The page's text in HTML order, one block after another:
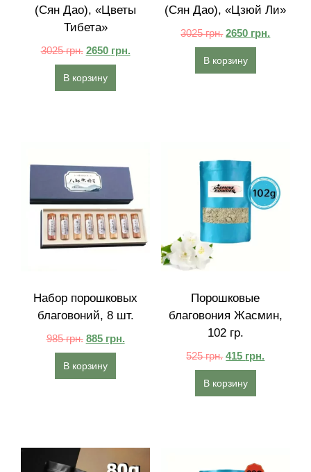
(Сян Дао), «Цветы
Тибета»
3025грн. 2650 грн.
В корзину
(Сян Дао), «Цзюй Ли»
3025грн. 2650 грн.
В корзину
Набор порошковых
благовоний, 8 шт.
985грн. 885 грн.
В корзину
Порошковые
благовония Жасмин,
102 гр.
525грн. 415 грн.
В корзину